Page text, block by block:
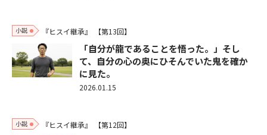
小説 『ヒスイ継承』 【第13回】
「自分が龍であることを悟った。」そし
て、自分の心の奥にひそんでいた鬼を確か
に見た。
2026.01.15
小説 『ヒスイ継承』 【第12回】